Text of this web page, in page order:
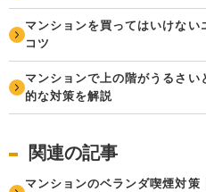
マンションを買ってはいけな
コツ
マンションで上の階がうるさ
的な対策を解説
関連の記事
マンションのベランダ喫煙対